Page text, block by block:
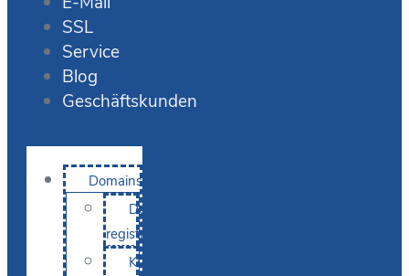
SSL
Service
Blog
Geschäftskunden
Domains
Domain
registrieren
KI-